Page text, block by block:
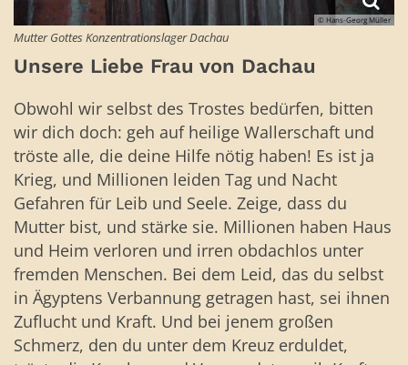
© Hans-Georg Müller
Mutter Gottes Konzentrationslager Dachau
Unsere Liebe Frau von Dachau
Obwohl wir selbst des Trostes bedürfen, bitten
wir dich doch: geh auf heilige Wallerschaft und
tröste alle, die deine Hilfe nötig haben! Es ist ja
Krieg, und Millionen leiden Tag und Nacht
Gefahren für Leib und Seele. Zeige, dass du
Mutter bist, und stärke sie. Millionen haben Haus
und Heim verloren und irren obdachlos unter
fremden Menschen. Bei dem Leid, das du selbst
in Ägyptens Verbannung getragen hast, sei ihnen
Zuflucht und Kraft. Und bei jenem großen
Schmerz, den du unter dem Kreuz erduldet,